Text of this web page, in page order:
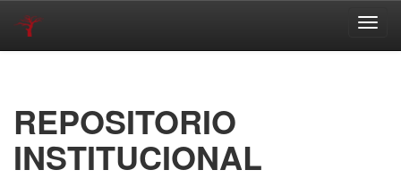
REPOSITORIO
INSTITUCIONAL